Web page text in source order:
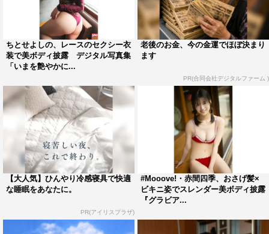
ちとせよしの、レースのセクシー衣
装で美ボディ披露 デジタル写真集
「いまを艶やかに...
老後のお金、今の金運でほぼ決まり
ます
PR(合同会社デジタルファーム )
【大人気】ひんやり冷感寝具で快適
な睡眠をあなたに。
PR(アイリスプラザ)
#Mooove!・赤間四季、おさげ髪×
ビキニ姿でスレンダー美ボディ披露
『グラビア...